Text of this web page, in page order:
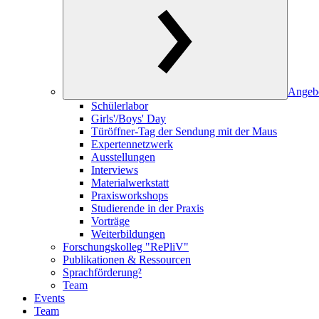
Schülerlabor
Girls'/Boys' Day
Türöffner-Tag der Sendung mit der Maus
Expertennetzwerk
Ausstellungen
Interviews
Materialwerkstatt
Praxisworkshops
Studierende in der Praxis
Vorträge
Weiterbildungen
Forschungskolleg "RePliV"
Publikationen & Ressourcen
Sprachförderung²
Team
Events
Team